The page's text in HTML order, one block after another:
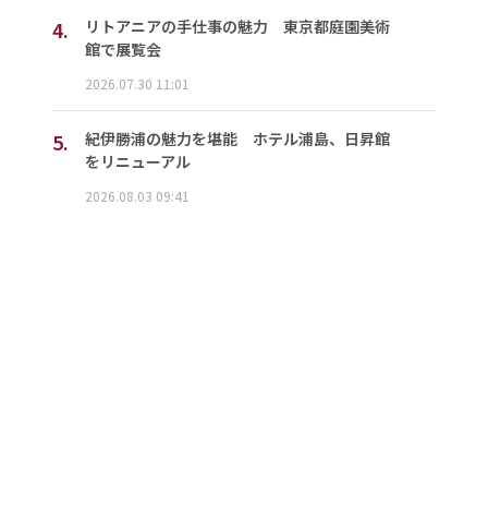
4.
リトアニアの手仕事の魅力 東京都庭園美術
館で展覧会
2026.07.30 11:01
5.
紀伊勝浦の魅力を堪能 ホテル浦島、日昇館
をリニューアル
2026.08.03 09:41